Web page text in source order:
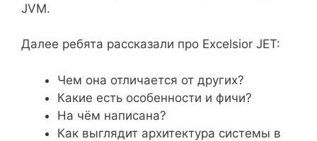
JVM.
Далее ребята рассказали про Excelsior JET:
Чем она отличается от других?
Какие есть особенности и фичи?
На чём написана?
Как выглядит архитектура системы в